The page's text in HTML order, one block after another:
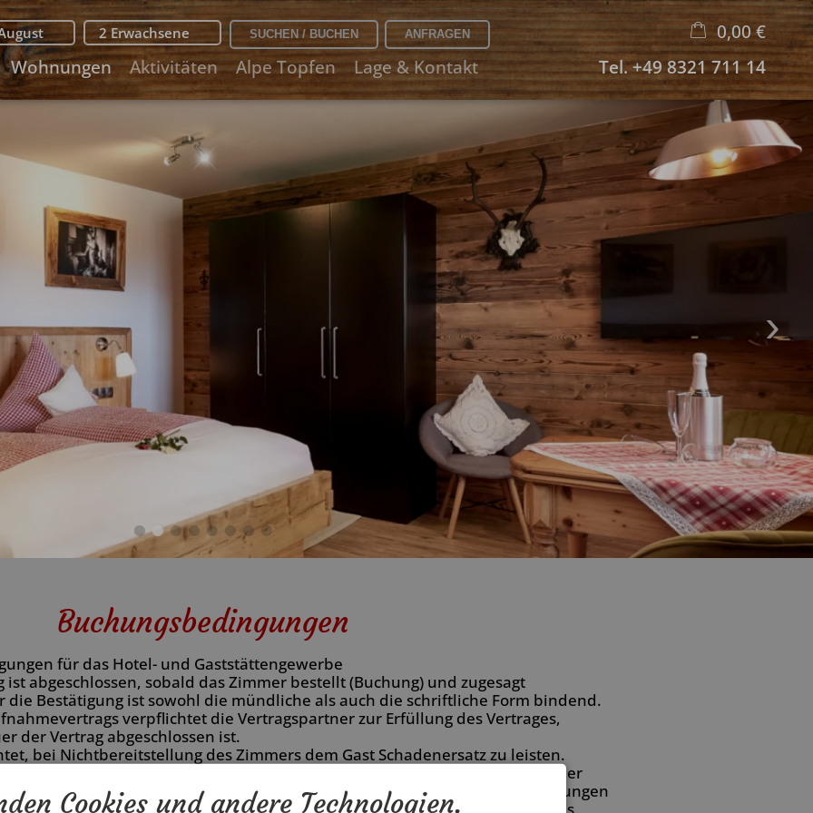
2 Erwachsene
Wohnungen Aktivitäten Alpe Topfen Lage & Kontakt Tel.+49 8321 711 14
0,00 €
×
Warenkorb ist leer
Buchungsbedingungen
für das Hotel- und Gaststättengewerbe
abgeschlossen, sobald das Zimmer bestellt (Buchung) und zugesagt
die Bestätigung ist sowohl die mündliche als auch die schriftliche Form bindend.
verpflichtet die Vertragspartner zur Erfüllung des Vertrages,
der Vertrag abgeschlossen ist.
bei Nichtbereitstellung des Zimmers dem Gast Schadenersatz zu leisten.
Nichtinanspruchnahme der vertraglichen Leistungen den vereinbarten oder
abzüglich der vom Vermieter ersparten Aufwendungen. Die Einsparungen
Cookies und andere Technologien.